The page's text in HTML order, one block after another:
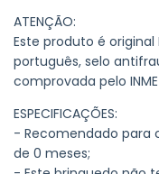
ATENÇÃO:
Este produto é
português, selo
comprovada pelo
ESPECIFICAÇÕES:
- Recomendado para
de 0 meses;